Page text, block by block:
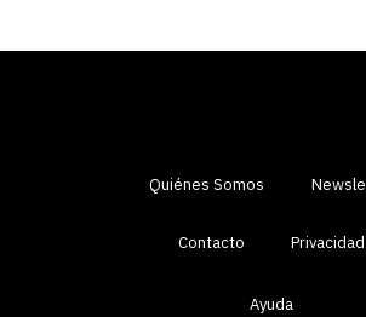
Quiénes Somos
Contacto Privacidad
Ayuda